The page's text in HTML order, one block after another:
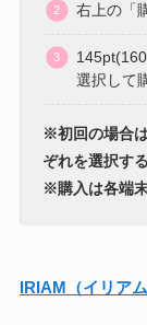
右上の「
選択して
※初回の場合
ぞれを選択す
※購入は各端
IRIAM（イリアム